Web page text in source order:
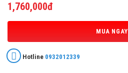
1,760,000đ
MUA NGAY
Hotline 0932012339